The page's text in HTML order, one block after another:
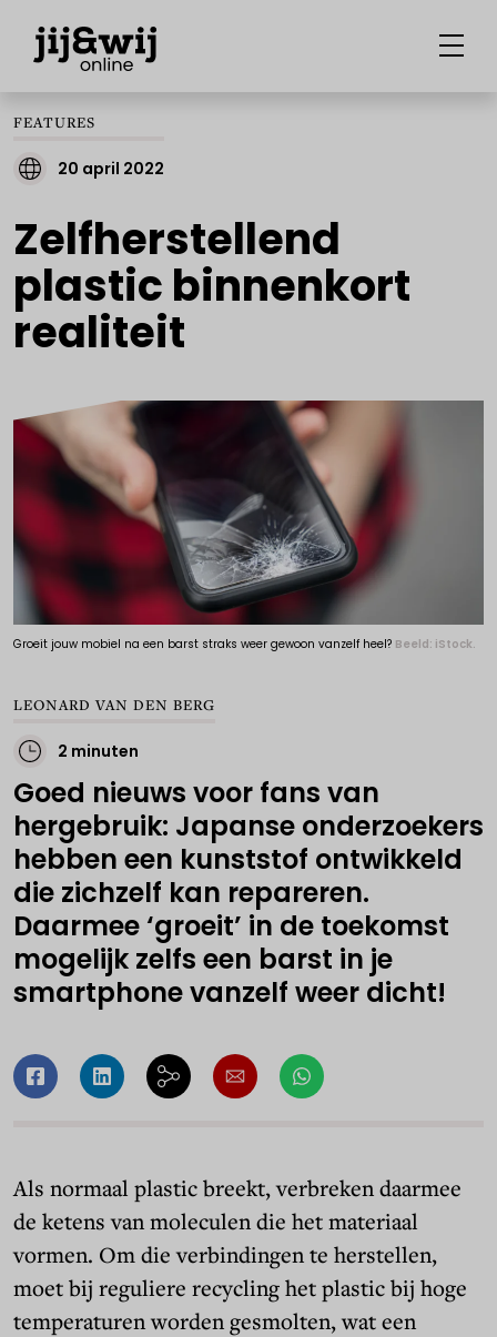
FEATURES
20 april 2022
Zelfherstellend
plastic binnenkort
realiteit
Groeit jouw mobiel na een barst straks weer gewoon vanzelf heel? Beeld: iStock.
LEONARD VAN DEN BERG
2 minuten
Goed nieuws voor fans van
hergebruik: Japanse onderzoekers
hebben een kunststof ontwikkeld
die zichzelf kan repareren.
Daarmee ‘groeit’ in de toekomst
mogelijk zelfs een barst in je
smartphone vanzelf weer dicht!
Als normaal plastic breekt, verbreken daarmee
de ketens van moleculen die het materiaal
vormen. Om die verbindingen te herstellen,
moet bij reguliere recycling het plastic bij hoge
temperaturen worden gesmolten, wat een